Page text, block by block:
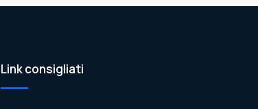
Link consigliati